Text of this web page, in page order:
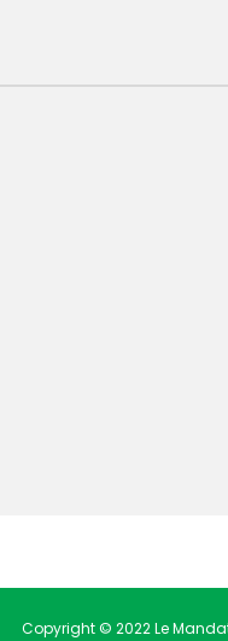
Copyright © 2022 Le